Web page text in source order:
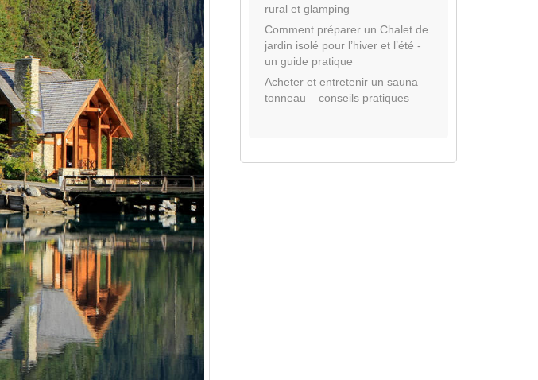
rural et glamping
Comment préparer un Chalet de
jardin isolé pour l’hiver et l’été -
un guide pratique
Acheter et entretenir un sauna
tonneau – conseils pratiques